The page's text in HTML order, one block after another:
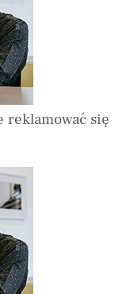
reklamować się